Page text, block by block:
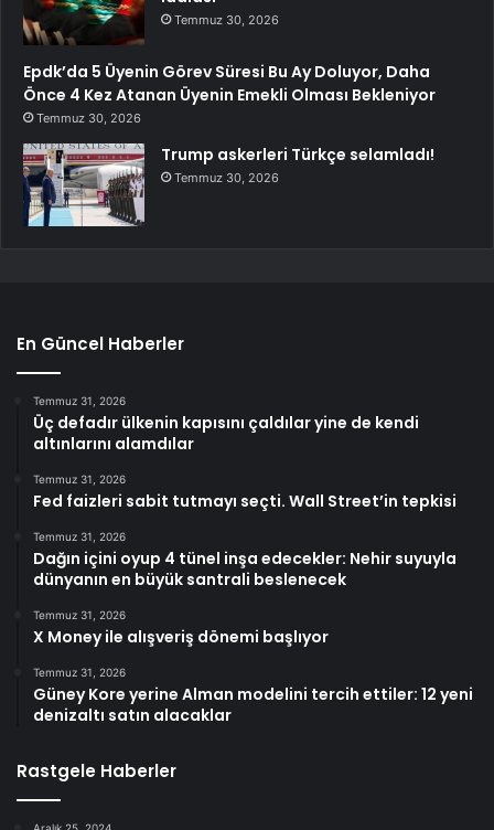
Temmuz 30, 2026
Epdk’da 5 Üyenin Görev Süresi Bu Ay Doluyor, Daha
Önce 4 Kez Atanan Üyenin Emekli Olması Bekleniyor
Temmuz 30, 2026
Trump askerleri Türkçe selamladı!
Temmuz 30, 2026
En Güncel Haberler
Temmuz 31, 2026
Üç defadır ülkenin kapısını çaldılar yine de kendi
altınlarını alamdılar
Temmuz 31, 2026
Fed faizleri sabit tutmayı seçti. Wall Street’in tepkisi
Temmuz 31, 2026
Dağın içini oyup 4 tünel inşa edecekler: Nehir suyuyla
dünyanın en büyük santrali beslenecek
Temmuz 31, 2026
X Money ile alışveriş dönemi başlıyor
Temmuz 31, 2026
Güney Kore yerine Alman modelini tercih ettiler: 12 yeni
denizaltı satın alacaklar
Rastgele Haberler